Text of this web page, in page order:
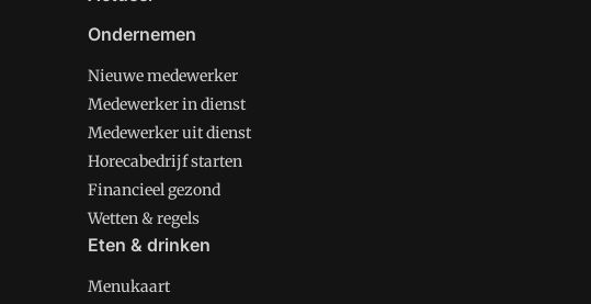
Ondernemen
Nieuwe medewerker
Medewerker in dienst
Medewerker uit dienst
Horecabedrijf starten
Financieel gezond
Wetten & regels
Eten & drinken
Menukaart